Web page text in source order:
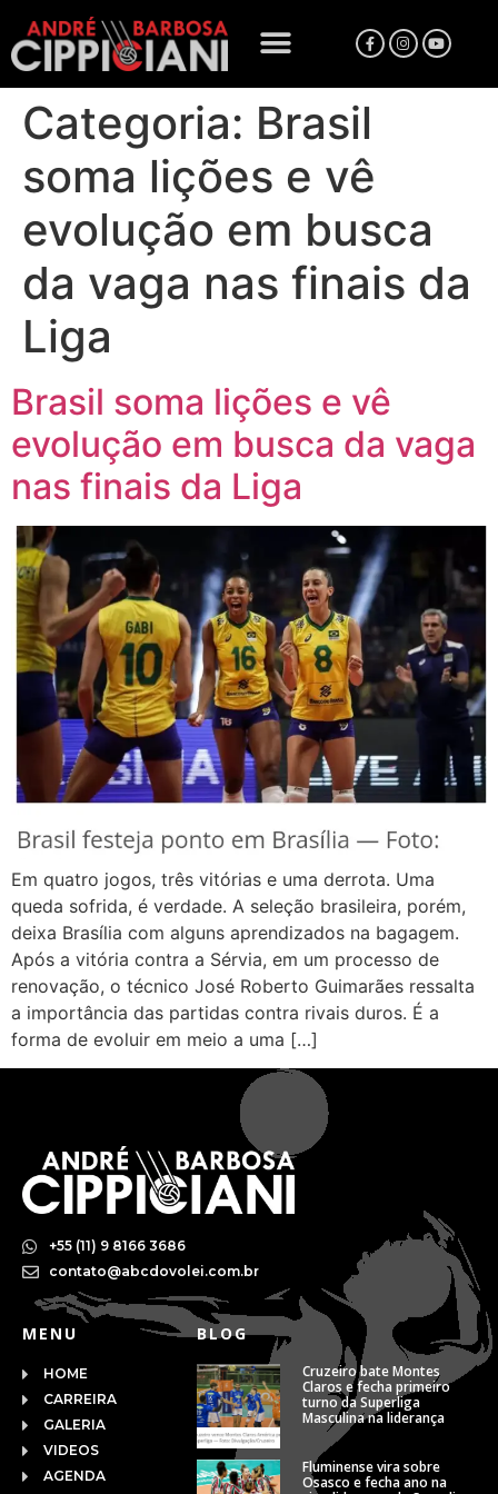
Categoria: Brasil
soma lições e vê
evolução em busca
da vaga nas finais da
Liga
Brasil soma lições e vê
evolução em busca da vaga
nas finais da Liga
Em quatro jogos, três vitórias e uma derrota. Uma
queda sofrida, é verdade. A seleção brasileira, porém,
deixa Brasília com alguns aprendizados na bagagem.
Após a vitória contra a Sérvia, em um processo de
renovação, o técnico José Roberto Guimarães ressalta
a importância das partidas contra rivais duros. É a
forma de evoluir em meio a uma […]
+55 (11) 9 8166 3686
contato@abcdovolei.com.br
MENU
HOME
CARREIRA
GALERIA
VIDEOS
AGENDA
BLOG
Cruzeiro bate Montes
Claros e fecha primeiro
turno da Superliga
Masculina na liderança
Fluminense vira sobre
Osasco e fecha ano na